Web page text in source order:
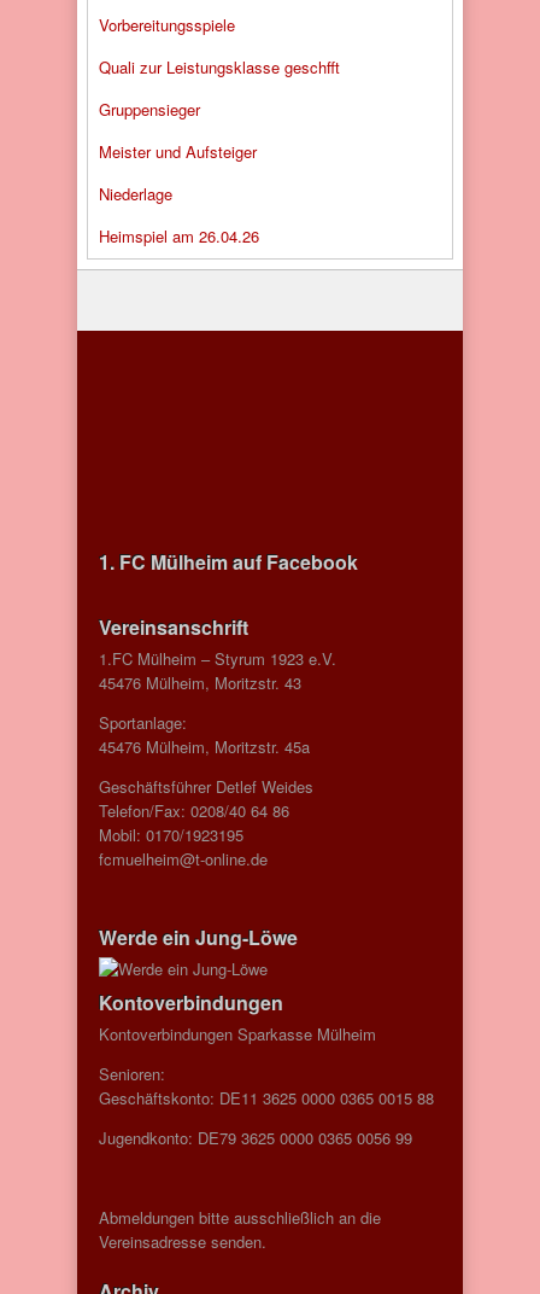
Vorbereitungsspiele
Quali zur Leistungsklasse geschfft
Gruppensieger
Meister und Aufsteiger
Niederlage
Heimspiel am 26.04.26
1. FC Mülheim auf Facebook
Vereinsanschrift
1.FC Mülheim – Styrum 1923 e.V.
45476 Mülheim, Moritzstr. 43
Sportanlage:
45476 Mülheim, Moritzstr. 45a
Geschäftsführer Detlef Weides
Telefon/Fax: 0208/40 64 86
Mobil: 0170/1923195
fcmuelheim@t-online.de
Werde ein Jung-Löwe
Kontoverbindungen
Kontoverbindungen Sparkasse Mülheim
Senioren:
Geschäftskonto: DE11 3625 0000 0365 0015 88
Jugendkonto: DE79 3625 0000 0365 0056 99
Abmeldungen bitte ausschließlich an die
Vereinsadresse senden.